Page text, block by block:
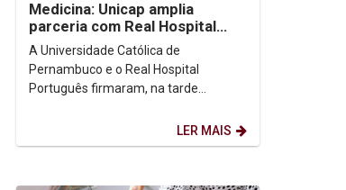
Medicina: Unicap amplia
parceria com Real Hospital
Português
A Universidade Católica de
Pernambuco e o Real Hospital
Português firmaram, na tarde
para ampliar as vagas de...LER MAIS